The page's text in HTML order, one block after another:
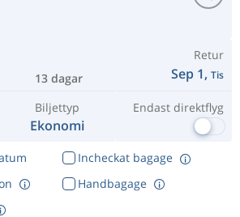
13 dagar
Retur
Sep 1, Tis
Biljettyp
Ekonomi
Endast direktflyg
Incheckat bagage
Handbagage